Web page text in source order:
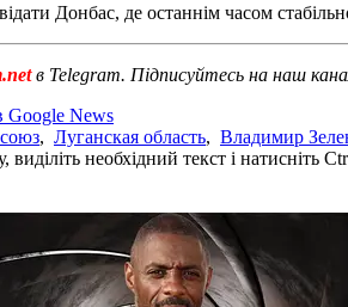
Донбас, де останнім часом
в Telegram. Підписуйтесь на наш
Google News
, Луганская область, Владимир
необхідний текст і натисніть